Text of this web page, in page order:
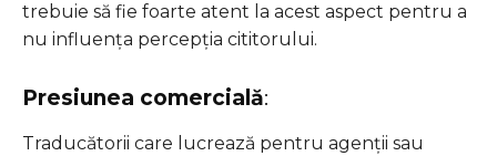
trebuie să fie foarte atent la acest aspect pentru a
nu influența percepția cititorului.
Presiunea comercială:
Traducătorii care lucrează pentru agenții sau